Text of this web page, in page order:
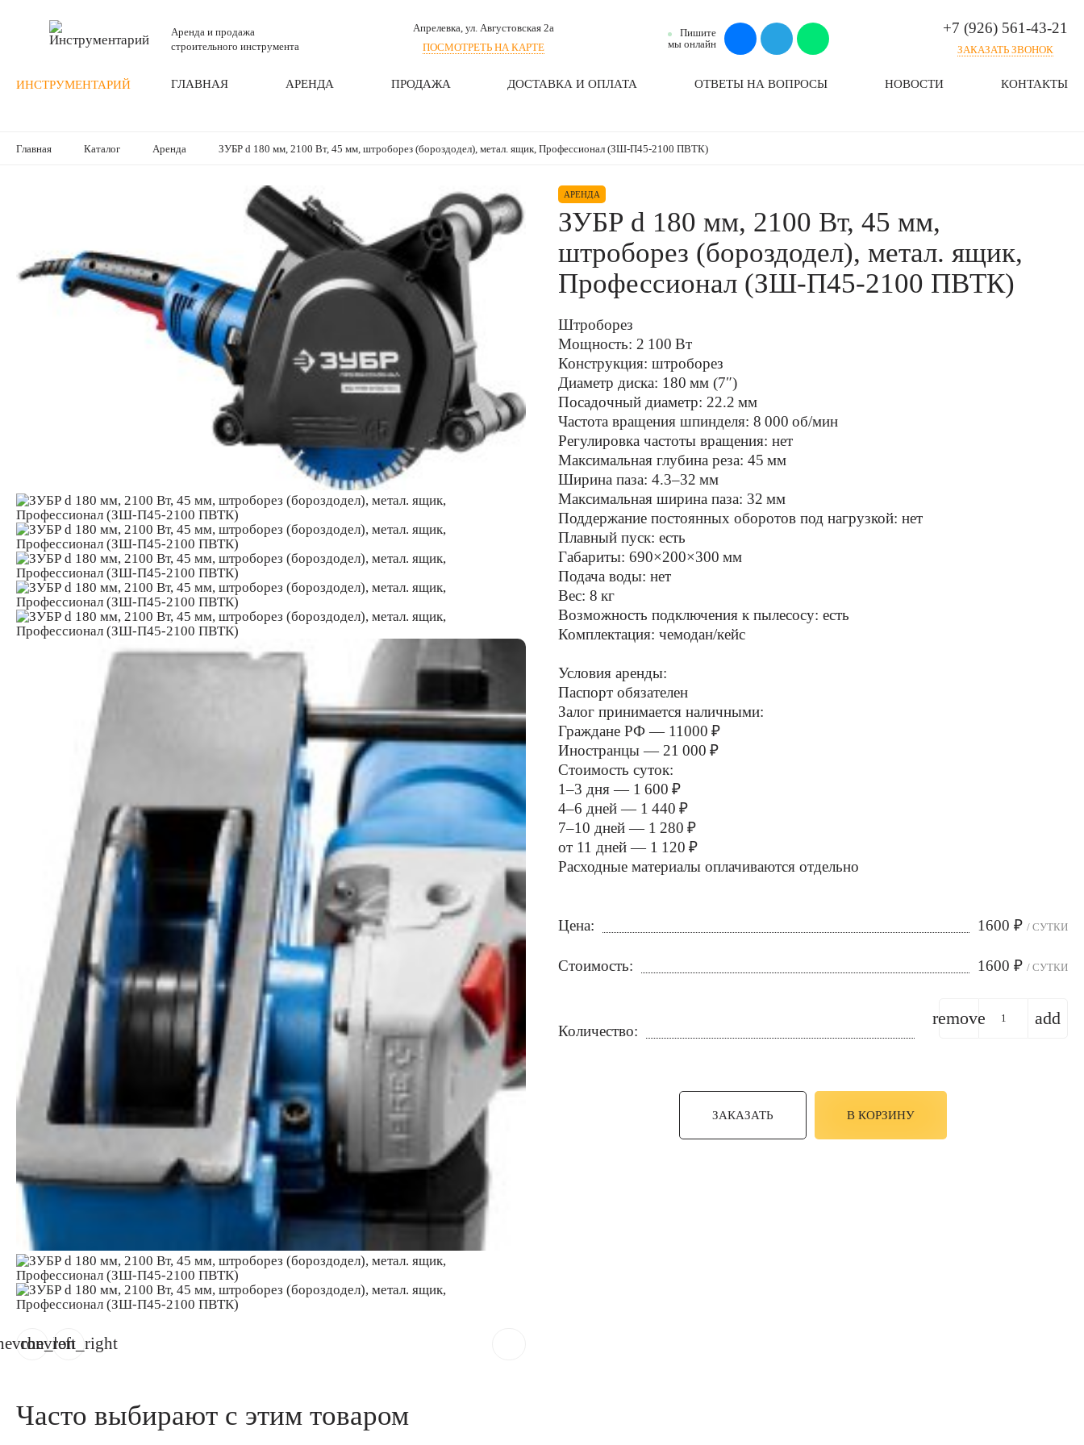
ИНСТРУМЕНТАРИЙ
Аренда и продажа
строительного инструмента
Апрелевка, ул. Августовская 2а
ПОСМОТРЕТЬ НА КАРТЕ
Пишите
мы онлайн
+7 (926) 561-43-21
ЗАКАЗАТЬ ЗВОНОК
ГЛАВНАЯ АРЕНДА ПРОДАЖА ДОСТАВКА И ОПЛАТА ОТВЕТЫ НА ВОПРОСЫ НОВОСТИ КОНТАКТЫ
Главная Каталог Аренда ЗУБР d 180 мм, 2100 Вт, 45 мм, штроборез (бороздодел), метал. ящик, Профессионал (ЗШ-П45-2100 ПВТК)
chevron_right
АРЕНДА
ЗУБР d 180 мм, 2100 Вт, 45 мм,
штроборез (бороздодел), метал. ящик,
Профессионал (ЗШ-П45-2100 ПВТК)
Штроборез
Мощность: 2 100 Вт
Конструкция: штроборез
Диаметр диска: 180 мм (7″)
Посадочный диаметр: 22.2 мм
Частота вращения шпинделя: 8 000 об/мин
Регулировка частоты вращения: нет
Максимальная глубина реза: 45 мм
Ширина паза: 4.3–32 мм
Максимальная ширина паза: 32 мм
Поддержание постоянных оборотов под нагрузкой: нет
Плавный пуск: есть
Габариты: 690×200×300 мм
Подача воды: нет
Вес: 8 кг
Возможность подключения к пылесосу: есть
Комплектация: чемодан/кейс
Условия аренды:
Паспорт обязателен
Залог принимается наличными:
Граждане РФ — 11000 ₽
Иностранцы — 21 000 ₽
Стоимость суток:
1–3 дня — 1 600 ₽
4–6 дней — 1 440 ₽
7–10 дней — 1 280 ₽
от 11 дней — 1 120 ₽
Расходные материалы оплачиваются отдельно
Цена: 1600 ₽ / СУТКИ
Стоимость: 1600 ₽ / СУТКИ
Количество:
remove add
ЗАКАЗАТЬ В КОРЗИНУ
Часто выбирают с этим товаром